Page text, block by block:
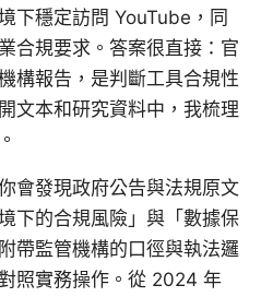
下穩定訪問 YouTube，同
合規要求。答案很直接：官
構報告，是判斷工具合規性
文本和研究資料中，我梳理
會發現政府公告與法規原文
下的合規風險」與「數據保
帶監管機構的口徑與執法邏
照實務操作。從 2024 年